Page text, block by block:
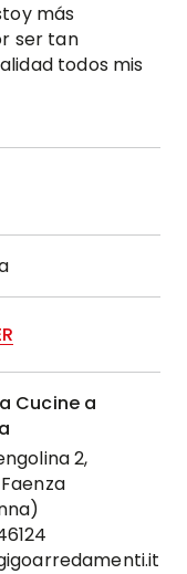
más
ser tan
todos mis
Cucine a
2,